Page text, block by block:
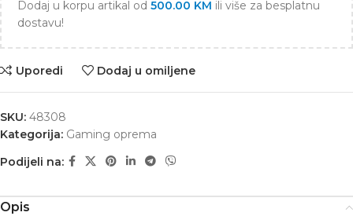
Dodaj u korpu artikal od 500.00 KM ili više za besplatnu
dostavu!
Uporedi Dodaj u omiljene
SKU: 48308
Kategorija: Gaming oprema
Podijeli na:
Opis